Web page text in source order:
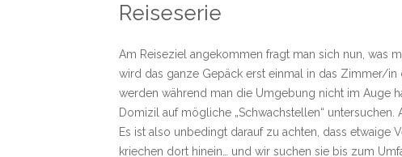
Reiseserie
Am Reiseziel angekommen fragt man sich nun, was
wird das ganze Gepäck erst einmal in das Zimmer/
werden während man die Umgebung nicht im Auge
Domizil auf mögliche „Schwachstellen“
Es ist also unbedingt darauf zu achten, dass
kriechen dort hinein… und wir suchen sie bis zum